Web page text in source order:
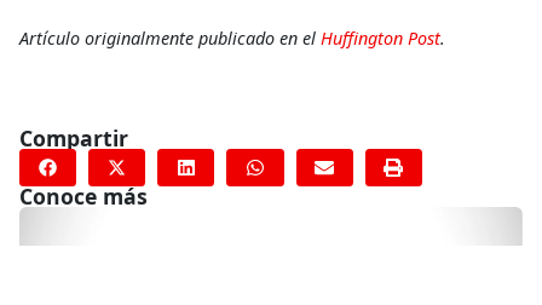
Artículo originalmente publicado en el Huffington Post.
Compartir
Conoce más